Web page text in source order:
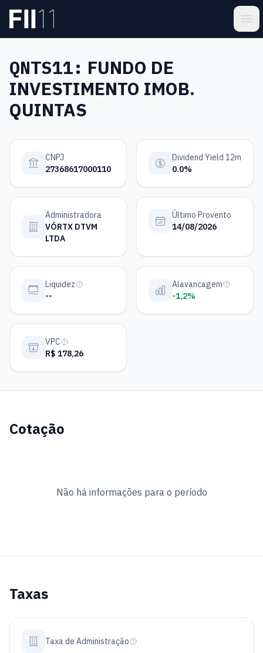
Pular para o conteúdo principal
QNTS11: FUNDO DE
INVESTIMENTO IMOB.
QUINTAS
CNPJ
27368617000110
Dividend Yield 12m
0.0%
Administradora
VÓRTX DTVM
LTDA
Último Provento
14/08/2026
Liquidez
--
Alavancagem
-1,2%
VPC
R$ 178,26
Cotação
Não há informações para o período
Taxas
Taxa de Administração